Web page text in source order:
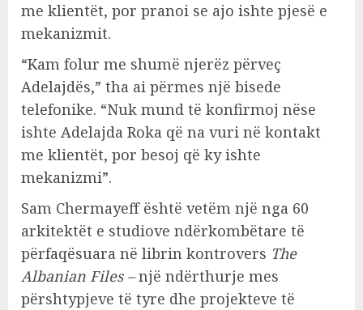
me klientët, por pranoi se ajo ishte pjesë e
mekanizmit.
“Kam folur me shumë njerëz përveç
Adelajdës,” tha ai përmes një bisede
telefonike. “Nuk mund të konfirmoj nëse
ishte Adelajda Roka që na vuri në kontakt
me klientët, por besoj që ky ishte
mekanizmi”.
Sam Chermayeff është vetëm një nga 60
arkitektët e studiove ndërkombëtare të
përfaqësuara në librin kontrovers The
Albanian Files –një ndërthurje mes
përshtypjeve të tyre dhe projekteve të